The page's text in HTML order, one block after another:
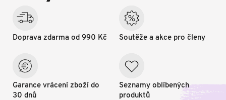
Doprava zdarma od 990 Kč
Garance vrácení zboží do
30 dnů
Soutěže a akce pro členy
Seznamy oblíbených
produktů